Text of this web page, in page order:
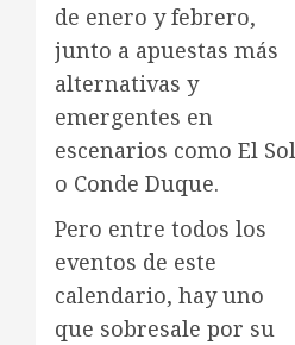
de enero y febrero,
junto a apuestas más
alternativas y
emergentes en
escenarios como El Sol
o Conde Duque.
Pero entre todos los
eventos de este
calendario, hay uno
que sobresale por su